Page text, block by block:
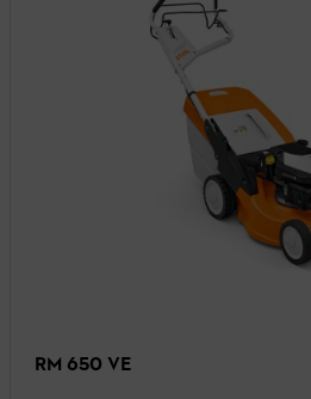
RM 650 VE